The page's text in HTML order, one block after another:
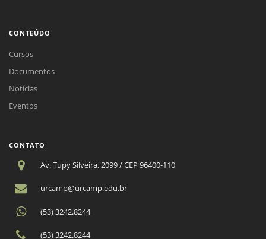
CONTEÚDO
Cursos
Documentos
Notícias
Eventos
CONTATO
Av. Tupy Silveira, 2099 / CEP 96400-110
urcamp@urcamp.edu.br
(53) 3242.8244
(53) 3242.8244